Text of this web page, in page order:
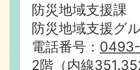
防災地域支援課
防災地域支援グ
電話番号：
2階（内線